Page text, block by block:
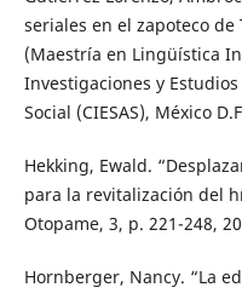
seriales en el zapoteco de
(Maestría en Lingüística
Investigaciones y
Social (CIESAS), México
Hekking, Ewald.
para la revitalización del
Otopame, 3, p. 221-248,
Hornberger, Nancy. “La